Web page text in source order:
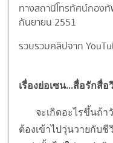
ทางสถานีโทรทัศน์กอง
กันยายน 2551
รวบรวมคลิปจาก
เรื่องย่อเซน...สื่อรักสื่
จะเกิดอะไรขึ้นถ้าวั
ต้องเข้าไปวุ่นวายกับ